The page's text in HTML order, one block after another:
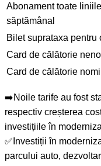
Abonament toate
săptămânal
Bilet suprataxa pentru
Card de călătorie
Card de călătorie
➡️Noile tarife au fost
respectiv creșterea
investițiile în
✅Investiții în
parcului auto,